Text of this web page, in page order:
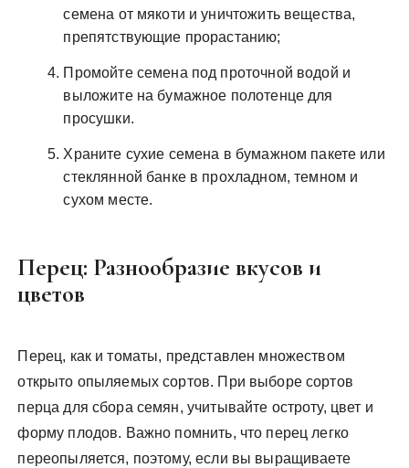
семена от мякоти и уничтожить вещества,
препятствующие прорастанию;
Промойте семена под проточной водой и
выложите на бумажное полотенце для
просушки.
Храните сухие семена в бумажном пакете или
стеклянной банке в прохладном, темном и
сухом месте.
Перец: Разнообразие вкусов и
цветов
Перец, как и томаты, представлен множеством
открыто опыляемых сортов. При выборе сортов
перца для сбора семян, учитывайте остроту, цвет и
форму плодов. Важно помнить, что перец легко
переопыляется, поэтому, если вы выращиваете